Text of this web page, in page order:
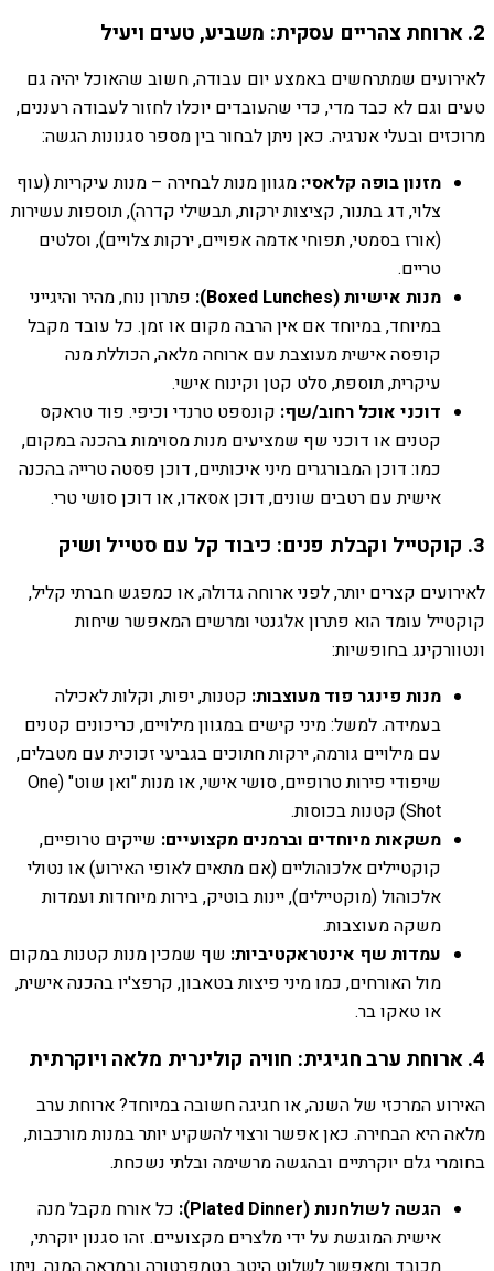
2. ארוחת צהריים עסקית: משביע, טעים ויעיל
לאירועים שמתרחשים באמצע יום עבודה, חשוב שהאוכל יהיה גם
טעים וגם לא כבד מדי, כדי שהעובדים יוכלו לחזור לעבודה רעננים,
מרוכזים ובעלי אנרגיה. כאן ניתן לבחור בין מספר סגנונות הגשה:
מזנון בופה קלאסי: מגוון מנות לבחירה – מנות עיקריות (עוף
צלוי, דג בתנור, קציצות ירקות, תבשילי קדרה), תוספות עשירות
(אורז בסמטי, תפוחי אדמה אפויים, ירקות צלויים), וסלטים
טריים.
מנות אישיות (Boxed Lunches):
פתרון נוח, מהיר והיגייני
במיוחד, במיוחד אם אין הרבה מקום או זמן. כל עובד מקבל
קופסה אישית מעוצבת עם ארוחה מלאה, הכוללת מנה
עיקרית, תוספת, סלט קטן וקינוח אישי.
דוכני אוכל רחוב/שף: קונספט טרנדי וכיפי. פוד טראקס
קטנים או דוכני שף שמציעים מנות מסוימות בהכנה במקום,
כמו: דוכן המבורגרים מיני איכותיים, דוכן פסטה טרייה בהכנה
אישית עם רטבים שונים, דוכן אסאדו, או דוכן סושי טרי.
3. קוקטייל וקבלת פנים: כיבוד קל עם סטייל ושיק
לאירועים קצרים יותר, לפני ארוחה גדולה, או כמפגש חברתי קליל,
קוקטייל עומד הוא פתרון אלגנטי ומרשים המאפשר שיחות
ונטוורקינג בחופשיות:
מנות פינגר פוד מעוצבות: קטנות, יפות, וקלות לאכילה
בעמידה. למשל: מיני קישים במגוון מילויים, כריכונים קטנים
עם מילויים גורמה, ירקות חתוכים בגביעי זכוכית עם מטבלים,
שיפודי פירות טרופיים, סושי אישי, או מנות "ואן שוט" (One
Shot) קטנות בכוסות.
משקאות מיוחדים וברמנים מקצועיים: שייקים טרופיים,
קוקטיילים אלכוהוליים (אם מתאים לאופי האירוע) או נטולי
אלכוהול (מוקטיילים), יינות בוטיק, בירות מיוחדות ועמדות
משקה מעוצבות.
עמדות שף אינטראקטיביות: שף שמכין מנות קטנות במקום
מול האורחים, כמו מיני פיצות בטאבון, קרפצ'יו בהכנה אישית,
או טאקו בר.
4. ארוחת ערב חגיגית: חוויה קולינרית מלאה ויוקרתית
האירוע המרכזי של השנה, או חגיגה חשובה במיוחד? ארוחת ערב
מלאה היא הבחירה. כאן אפשר ורצוי להשקיע יותר במנות מורכבות,
בחומרי גלם יוקרתיים ובהגשה מרשימה ובלתי נשכחת.
הגשה לשולחנות (Plated Dinner):
כל אורח מקבל מנה
אישית המוגשת על ידי מלצרים מקצועיים. זהו סגנון יוקרתי,